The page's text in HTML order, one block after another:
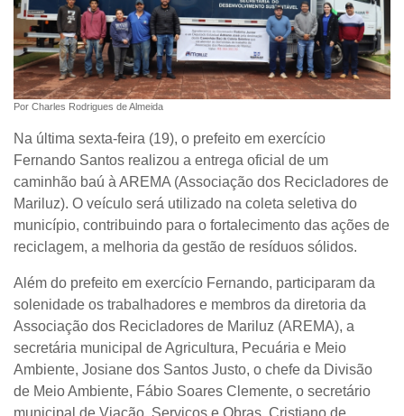
Por Charles Rodrigues de Almeida
Na última sexta-feira (19), o prefeito em exercício
Fernando Santos realizou a entrega oficial de um
caminhão baú à AREMA (Associação dos Recicladores de
Mariluz). O veículo será utilizado na coleta seletiva do
município, contribuindo para o fortalecimento das ações de
reciclagem, a melhoria da gestão de resíduos sólidos.
Além do prefeito em exercício Fernando, participaram da
solenidade os trabalhadores e membros da diretoria da
Associação dos Recicladores de Mariluz (AREMA), a
secretária municipal de Agricultura, Pecuária e Meio
Ambiente, Josiane dos Santos Justo, o chefe da Divisão
de Meio Ambiente, Fábio Soares Clemente, o secretário
municipal de Viação, Serviços e Obras, Cristiano de